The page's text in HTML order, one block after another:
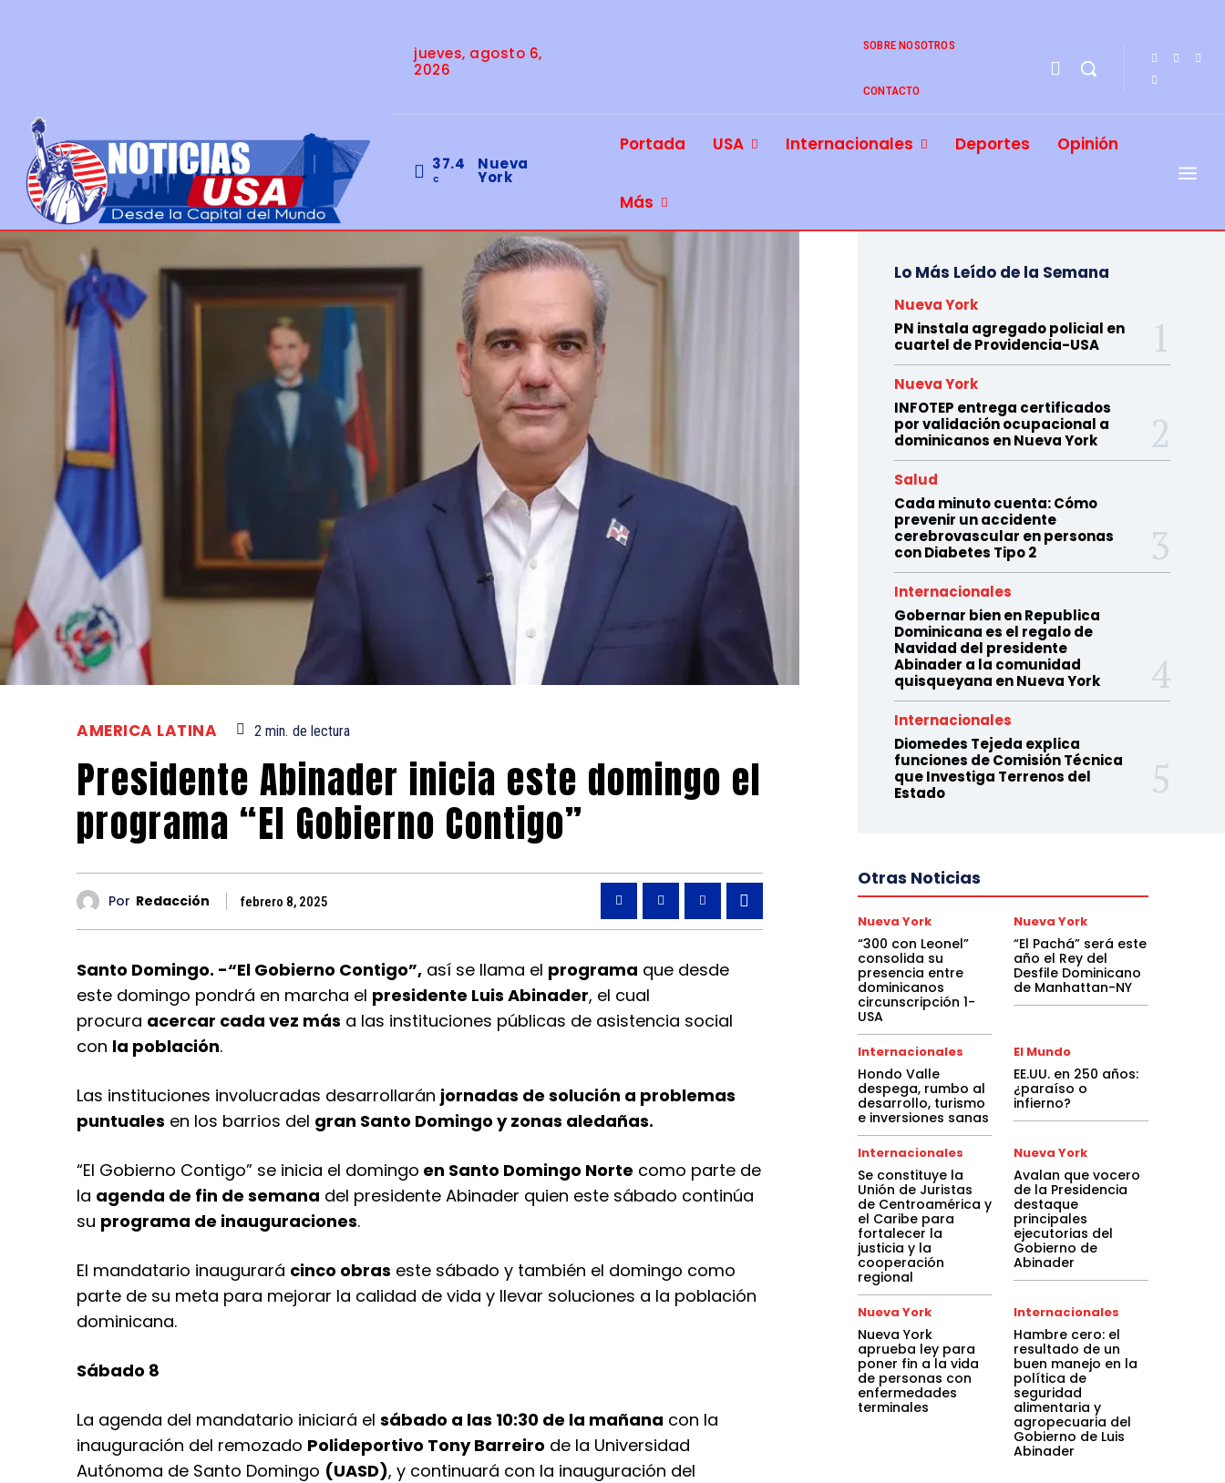
jueves, agosto 6,
2026
SOBRE NOSOTROS
CONTACTO
37.4
C
Nueva
York
Portada USA Internacionales Deportes Opinión
Más
AMERICA LATINA 2 min. de lectura
Presidente Abinader inicia este domingo el
programa “El Gobierno Contigo”
Por Redacción febrero 8, 2025
Santo Domingo. -“El Gobierno Contigo”, así se llama el programa que desde
este domingo pondrá en marcha el presidente Luis Abinader, el cual
procura acercar cada vez más a las instituciones públicas de asistencia social
con la población.
Las instituciones involucradas desarrollarán jornadas de solución a problemas
puntuales en los barrios del gran Santo Domingo y zonas aledañas.
“El Gobierno Contigo” se inicia el domingo en Santo Domingo Norte como parte de
la agenda de fin de semana del presidente Abinader quien este sábado continúa
su programa de inauguraciones.
El mandatario inaugurará cinco obras este sábado y también el domingo como
parte de su meta para mejorar la calidad de vida y llevar soluciones a la población
dominicana.
Sábado 8
La agenda del mandatario iniciará el sábado a las 10:30 de la mañana con la
inauguración del remozado Polideportivo Tony Barreiro de la Universidad
Autónoma de Santo Domingo (UASD), y continuará con la inauguración del
Lo Más Leído de la Semana
Nueva York
PN instala agregado policial en
cuartel de Providencia-USA
Nueva York
INFOTEP entrega certificados
por validación ocupacional a
dominicanos en Nueva York
Salud
Cada minuto cuenta: Cómo
prevenir un accidente
cerebrovascular en personas
con Diabetes Tipo 2
Internacionales
Gobernar bien en Republica
Dominicana es el regalo de
Navidad del presidente
Abinader a la comunidad
quisqueyana en Nueva York
Internacionales
Diomedes Tejeda explica
funciones de Comisión Técnica
que Investiga Terrenos del
Estado
Otras Noticias
Nueva York
“300 con Leonel”
consolida su
presencia entre
dominicanos
circunscripción 1-
USA
Nueva York
“El Pachá” será este
año el Rey del
Desfile Dominicano
de Manhattan-NY
Internacionales
Hondo Valle
despega, rumbo al
desarrollo, turismo
e inversiones sanas
El Mundo
EE.UU. en 250 años:
¿paraíso o
infierno?
Internacionales
Se constituye la
Unión de Juristas
de Centroamérica y
el Caribe para
fortalecer la
justicia y la
cooperación
regional
Nueva York
Avalan que vocero
de la Presidencia
destaque
principales
ejecutorias del
Gobierno de
Abinader
Nueva York
Nueva York
aprueba ley para
poner fin a la vida
de personas con
enfermedades
terminales
Internacionales
Hambre cero: el
resultado de un
buen manejo en la
política de
seguridad
alimentaria y
agropecuaria del
Gobierno de Luis
Abinader